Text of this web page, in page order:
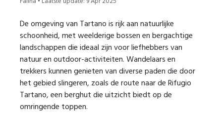
De omgeving van Tartano is rijk aan natuurlijke
schoonheid, met weelderige bossen en bergachtige
landschappen die ideaal zijn voor liefhebbers van
natuur en outdoor-activiteiten. Wandelaars en
trekkers kunnen genieten van diverse paden die door
het gebied slingeren, zoals de route naar de Rifugio
Tartano, een berghut die uitzicht biedt op de
omringende toppen.